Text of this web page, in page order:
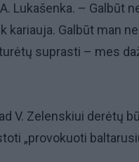
Lukašenka. – Galbūt
kariauja. Galbūt man
suprasti – mes
V. Zelenskiui derėtų
„provokuoti